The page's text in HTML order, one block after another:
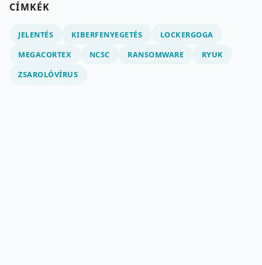
CÍMKÉK
JELENTÉS KIBERFENYEGETÉS
LOCKERGOGA
MEGACORTEX
NCSC RANSOMWARE
RYUK
ZSAROLÓVÍRUS